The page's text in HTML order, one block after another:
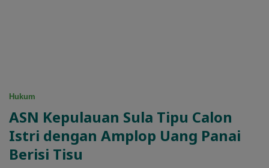
Hukum
ASN Kepulauan Sula Tipu Calon
Istri dengan Amplop Uang Panai
Berisi Tisu